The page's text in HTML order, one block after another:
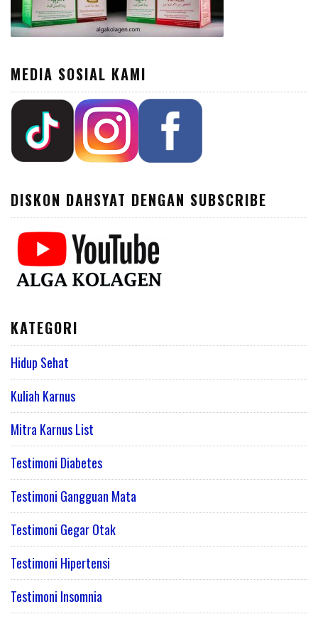
MEDIA SOSIAL KAMI
DISKON DAHSYAT DENGAN SUBSCRIBE
KATEGORI
Hidup Sehat
Kuliah Karnus
Mitra Karnus List
Testimoni Diabetes
Testimoni Gangguan Mata
Testimoni Gegar Otak
Testimoni Hipertensi
Testimoni Insomnia